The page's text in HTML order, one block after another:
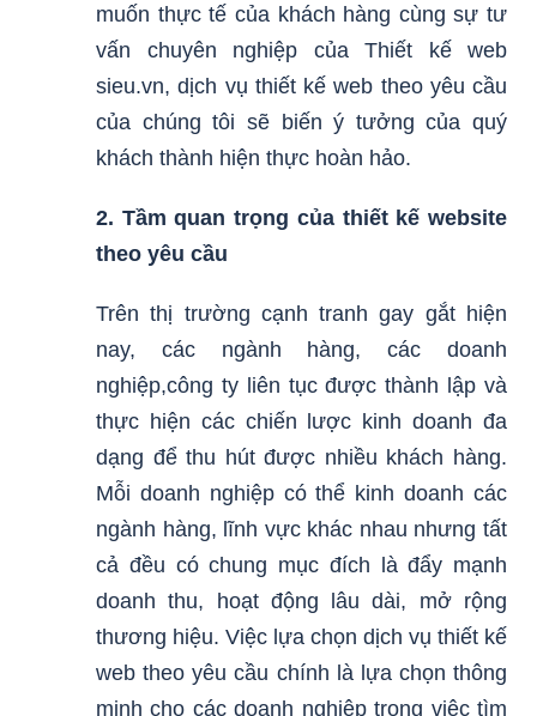
muốn thực tế của khách hàng cùng sự tư
vấn chuyên nghiệp của Thiết kế web
sieu.vn, dịch vụ thiết kế web theo yêu cầu
của chúng tôi sẽ biến ý tưởng của quý
khách thành hiện thực hoàn hảo.
2. Tầm quan trọng của thiết kế website
theo yêu cầu
Trên thị trường cạnh tranh gay gắt hiện
nay, các ngành hàng, các doanh
nghiệp,công ty liên tục được thành lập và
thực hiện các chiến lược kinh doanh đa
dạng để thu hút được nhiều khách hàng.
Mỗi doanh nghiệp có thể kinh doanh các
ngành hàng, lĩnh vực khác nhau nhưng tất
cả đều có chung mục đích là đẩy mạnh
doanh thu, hoạt động lâu dài, mở rộng
thương hiệu. Việc lựa chọn dịch vụ thiết kế
web theo yêu cầu chính là lựa chọn thông
minh cho các doanh nghiệp trong việc tìm